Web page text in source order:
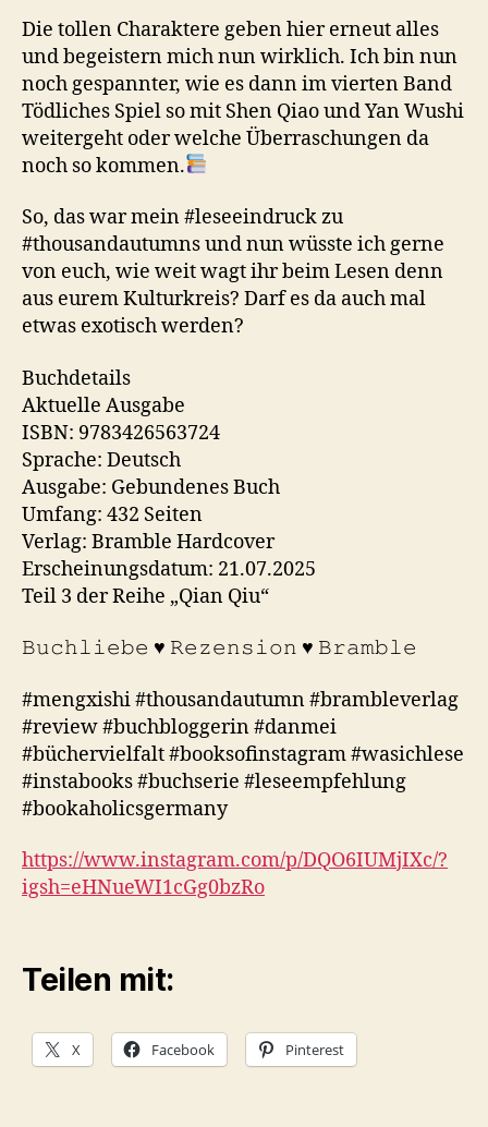
Die tollen Charaktere geben hier erneut alles
und begeistern mich nun wirklich. Ich bin nun
noch gespannter, wie es dann im vierten Band
Tödliches Spiel so mit Shen Qiao und Yan Wushi
weitergeht oder welche Überraschungen da
noch so kommen.
So, das war mein #leseeindruck zu
#thousandautumns und nun wüsste ich gerne
von euch, wie weit wagt ihr beim Lesen denn
aus eurem Kulturkreis? Darf es da auch mal
etwas exotisch werden?
Buchdetails
Aktuelle Ausgabe
ISBN: 9783426563724
Sprache: Deutsch
Ausgabe: Gebundenes Buch
Umfang: 432 Seiten
Verlag: Bramble Hardcover
Erscheinungsdatum: 21.07.2025
Teil 3 der Reihe „Qian Qiu“
𝙱𝚞𝚌𝚑𝚕𝚒𝚎𝚋𝚎 ♥︎ 𝚁𝚎𝚣𝚎𝚗𝚜𝚒𝚘𝚗 ♥︎ 𝙱𝚛𝚊𝚖𝚋𝚕𝚎
#mengxishi #thousandautumn #brambleverlag
#review #buchbloggerin #danmei
#büchervielfalt #booksofinstagram #wasichlese
#instabooks #buchserie #leseempfehlung
#bookaholicsgermany
https://www.instagram.com/p/DQO6IUMjIXc/?
igsh=eHNueWI1cGg0bzRo
Teilen mit:
X Facebook Pinterest